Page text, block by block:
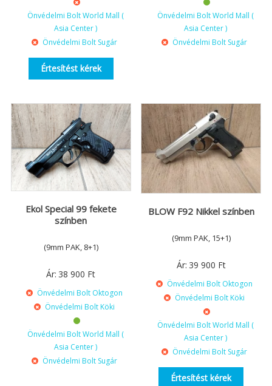
Önvédelmi Bolt World Mall (
Asia Center )
Önvédelmi Bolt Sugár
Értesítést kérek
Önvédelmi Bolt World Mall (
Asia Center )
Önvédelmi Bolt Sugár
Ekol Special 99 fekete
színben
(9mm PAK, 8+1)
Ár: 38 900 Ft
Önvédelmi Bolt Oktogon
Önvédelmi Bolt Köki
Önvédelmi Bolt World Mall (
Asia Center )
Önvédelmi Bolt Sugár
BLOW F92 Nikkel színben
(9mm PAK, 15+1)
Ár: 39 900 Ft
Önvédelmi Bolt Oktogon
Önvédelmi Bolt Köki
Önvédelmi Bolt World Mall (
Asia Center )
Önvédelmi Bolt Sugár
Értesítést kérek